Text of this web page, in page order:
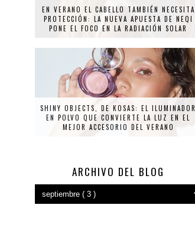
EN VERANO EL CABELLO TAMBIÉN NECESITA
PROTECCIÓN: LA NUEVA APUESTA DE NEQI
PONE EL FOCO EN LA RADIACIÓN SOLAR
SHINY OBJECTS, DE KOSAS: EL ILUMINADOR
EN POLVO QUE CONVIERTE LA LUZ EN EL
MEJOR ACCESORIO DEL VERANO
ARCHIVO DEL BLOG